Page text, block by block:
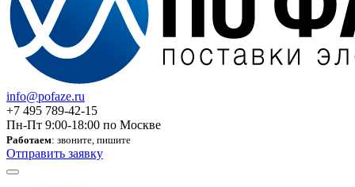
info@pofaze.ru
+7 495 789-42-15
Пн-Пт 9:00-18:00 по Москве
Работаем: звоните, пишите
Отправить заявку